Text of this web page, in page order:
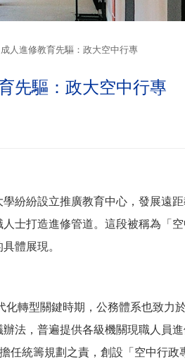
成人進修教育先驅：政大空中行專
先驅：政大空中行專
紛紛設立推廣教育中心，發展遠
士打造進修管道。這段被稱為「
體展現。
轉型關鍵時期，公務體系也致力
法，普遍提供各級機關現職人員
任統籌規劃之責，創設「空中行政